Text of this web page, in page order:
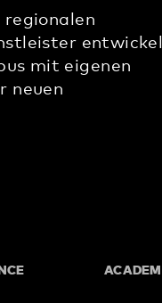
regionalen
mit eigenen
neuen